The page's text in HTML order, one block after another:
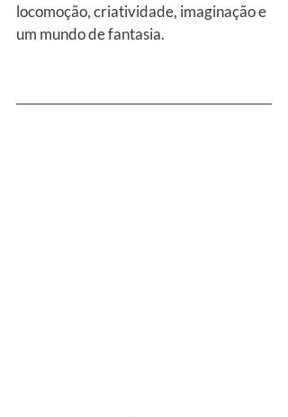
locomoção, criatividade, imaginação e
um mundo de fantasia.